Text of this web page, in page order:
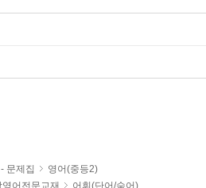
문제집
영어(중등2)
영어전문교재
어휘(단어/숙어)